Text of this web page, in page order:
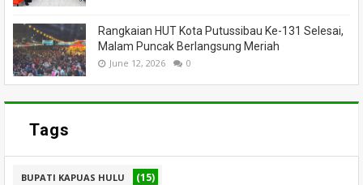
Rangkaian HUT Kota Putussibau Ke-131 Selesai,
Malam Puncak Berlangsung Meriah
June 12, 2026 0
Tags
BUPATI KAPUAS HULU (15)